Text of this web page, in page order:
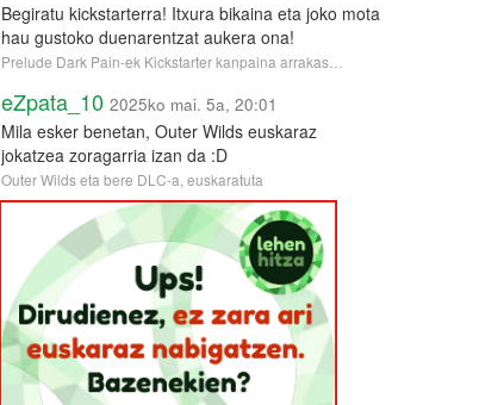
Begiratu kickstarterra! Itxura bikaina eta joko mota
hau gustoko duenarentzat aukera ona!
Prelude Dark Pain-ek Kickstarter kanpaina arrakas…
eZpata_10 2025ko mai. 5a, 20:01
Mila esker benetan, Outer Wilds euskaraz
jokatzea zoragarria izan da :D
Outer Wilds eta bere DLC-a, euskaratuta